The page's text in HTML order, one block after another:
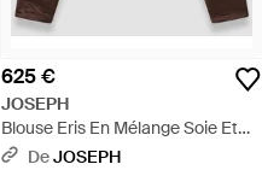
625 €
JOSEPH
Blouse Eris En Mélange Soie Et
Lin - Noir
DeJOSEPH